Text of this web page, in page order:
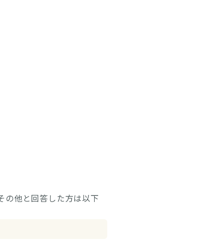
の他と回答した方は以下